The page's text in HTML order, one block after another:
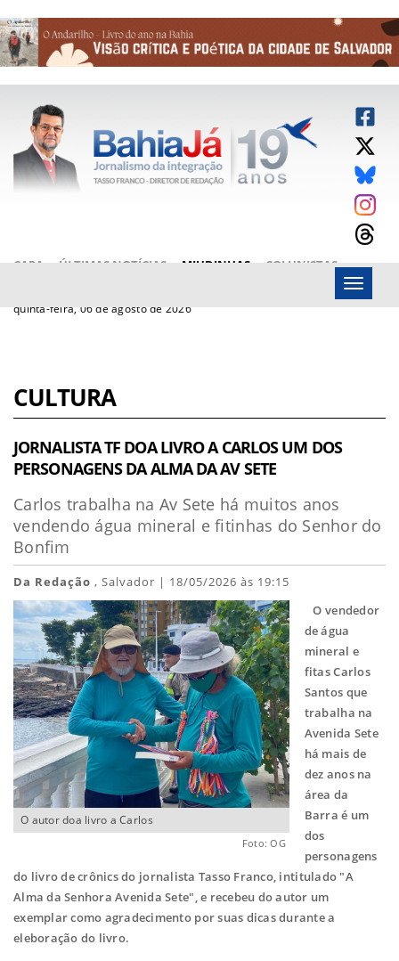
CAPA ÚLTIMAS NOTÍCIAS MIUDINHAS
COLUNISTAS
quinta-feira, 06 de agosto de 2026
Menu
CULTURA
JORNALISTA TF DOA LIVRO A CARLOS UM DOS
PERSONAGENS DA ALMA DA AV SETE
Carlos trabalha na Av Sete há muitos anos
vendendo água mineral e fitinhas do Senhor do
Bonfim
Da Redação , Salvador | 18/05/2026 às 19:15
O autor doa livro a Carlos
Foto: OG
O vendedor
de água
mineral e
fitas Carlos
Santos que
trabalha na
Avenida Sete
há mais de
dez anos na
área da
Barra é um
dos
personagens
do livro de crônics do jornalista Tasso Franco, intitulado "A
Alma da Senhora Avenida Sete", e recebeu do autor um
exemplar como agradecimento por suas dicas durante a
eleboração do livro.